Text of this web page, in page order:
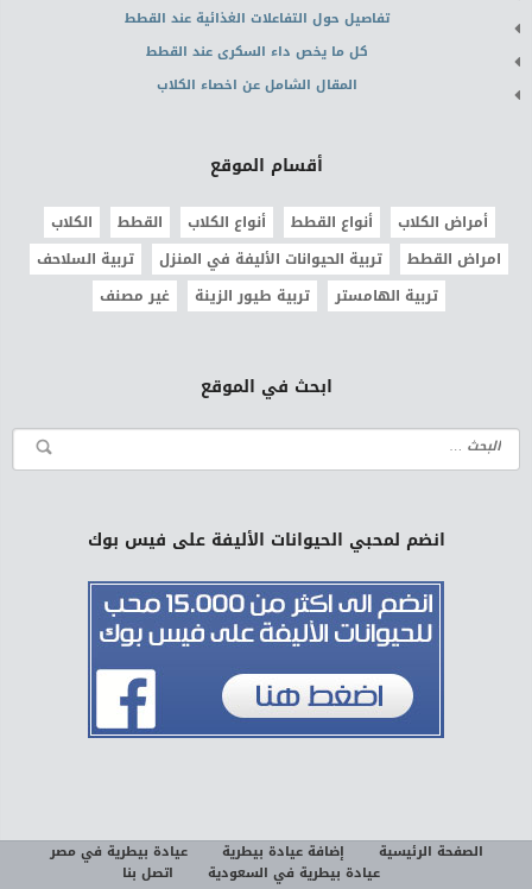
تفاصيل حول التفاعلات الغذائية عند القطط
كل ما يخص داء السكرى عند القطط
المقال الشامل عن اخصاء الكلاب
أقسام الموقع
أمراض الكلاب أنواع القطط أنواع الكلاب القطط
الكلاب
امراض القطط
تربية الحيوانات الأليفة في المنزل
تربية السلاحف
تربية الهامستر
تربية طيور الزينة غير مصنف
ابحث في الموقع
انضم لمحبي الحيوانات الأليفة على فيس بوك
الصفحة الرئيسية إضافة عيادة بيطرية
عيادة بيطرية في مصر
عيادة بيطرية في السعودية
اتصل بنا